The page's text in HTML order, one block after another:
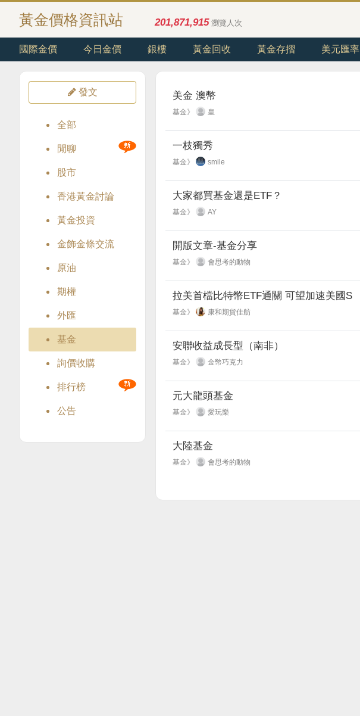
黃金價格資訊站 201,871,915 瀏覽人次
國際金價 今日金價 銀樓 黃金回收 黃金存摺 美元匯率
發文
全部
閒聊
股市
香港黃金討論
黃金投資
金飾金條交流
原油
期權
外匯
基金
詢價收購
排行榜
公告
美金 澳幣
基金》 皇
一枝獨秀
基金》 smile
大家都買基金還是ETF？
基金》 AY
開版文章-基金分享
基金》 會思考的動物
拉美首檔比特幣ETF通關 可望加速美國S
基金》 康和期貨佳舫
安聯收益成長型（南非）
基金》 金幣巧克力
元大龍頭基金
基金》 愛玩樂
大陸基金
基金》 會思考的動物